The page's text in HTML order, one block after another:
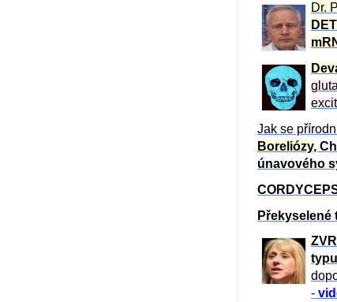
Dr.
Jak se
Boreliózy,
únavového
Překyselené
typu
-